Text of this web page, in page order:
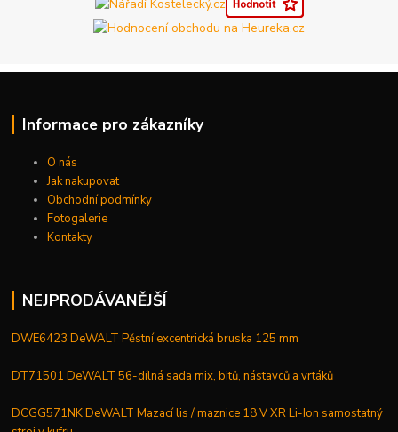
Informace pro zákazníky
O nás
Jak nakupovat
Obchodní podmínky
Fotogalerie
Kontakty
NEJPRODÁVANĚJŠÍ
DWE6423 DeWALT Pěstní excentrická bruska 125 mm
DT71501 DeWALT 56-dílná sada mix, bitů, nástavců a vrtáků
DCGG571NK DeWALT Mazací lis / maznice 18 V XR Li-Ion samostatný